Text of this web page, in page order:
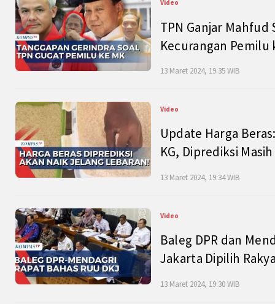
Video
TPN Ganjar Mahfud
Kecurangan Pemilu
13 Maret 2024, 19:35 WIB
Video
Update Harga
KG, Diprediksi
13 Maret 2024, 19:34 WIB
Video
Baleg DPR dan
Jakarta Dipilih
13 Maret 2024, 19:30 WIB